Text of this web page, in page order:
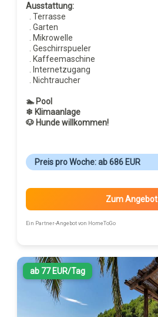
Ausstattung:
. Terrasse
. Garten
. Mikrowelle
. Geschirrspueler
. Kaffeemaschine
. Internetzugang
. Nichtraucher
🏊 Pool
❄ Klimaanlage
🐶 Hunde willkommen!
Preis pro Woche: ab 686 EUR
Zum Angebot
Ein Partner-Angebot von HomeToGo
ab 77 EUR/Tag